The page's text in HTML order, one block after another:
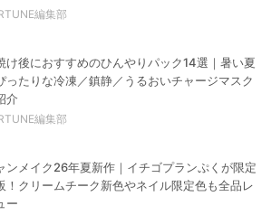
編集部
け後におすすめのひんやりパック14選｜暑い夏
ったりな冷凍／鎮静／うるおいチャージマスク
介
編集部
ンメイク26年夏新作｜イチゴプランぷくが限定
！クリームチーク新色やネイル限定色も全品レ
ー